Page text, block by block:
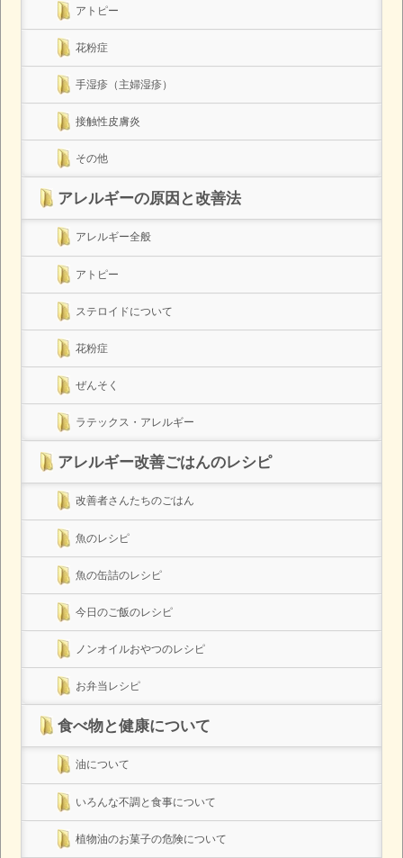
アトピー
花粉症
手湿疹（主婦湿疹）
接触性皮膚炎
その他
アレルギーの原因と改善法
アレルギー全般
アトピー
ステロイドについて
花粉症
ぜんそく
ラテックス・アレルギー
アレルギー改善ごはんのレシピ
改善者さんたちのごはん
魚のレシピ
魚の缶詰のレシピ
今日のご飯のレシピ
ノンオイルおやつのレシピ
お弁当レシピ
食べ物と健康について
油について
いろんな不調と食事について
植物油のお菓子の危険について